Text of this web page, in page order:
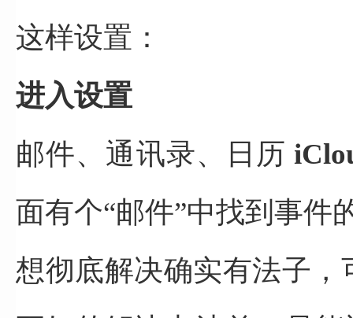
这样设置：
进入设置
邮件、通讯录、日历
面有个“邮件”中找到事件
想彻底解决确实有法子，